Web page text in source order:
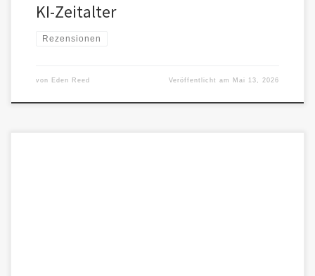
KI-Zeitalter
Rezensionen
von Eden Reed Veröffentlicht am Mai 13, 2026